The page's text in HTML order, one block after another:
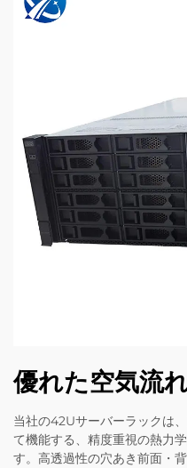
優れた空気流
当社の42Uサーバーラックは
て機能する、精度重視の熱力
す。高透過性の穴あき前面・